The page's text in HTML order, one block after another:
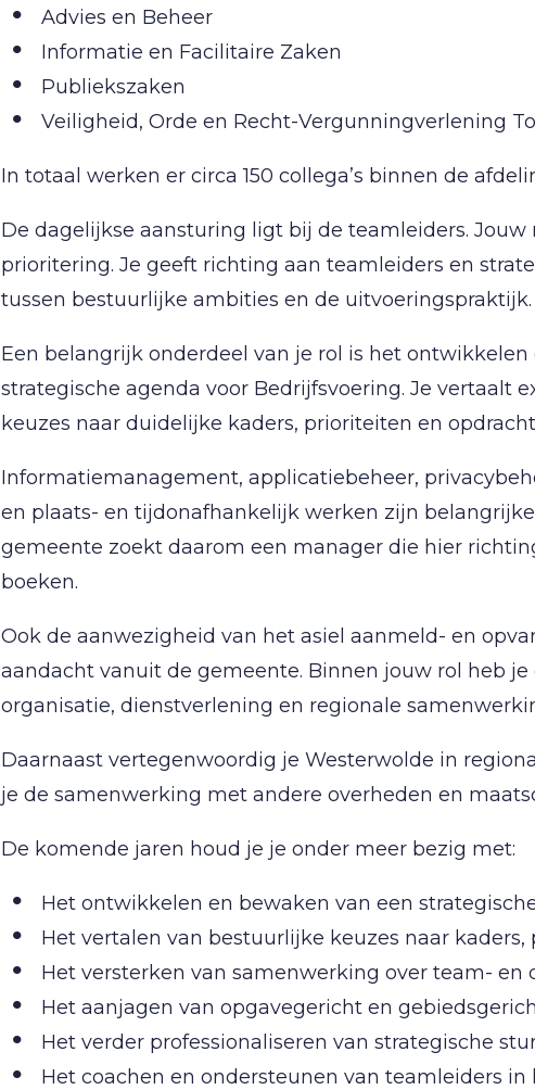
Advies en Beheer
Informatie en Facilitaire Zaken
Publiekszaken
Veiligheid, Orde en Recht-Vergunningverlening
In totaal werken er circa 150 collega’s binnen de
De dagelijkse aansturing ligt bij de teamleiders. Jouw
prioritering. Je geeft richting aan teamleiders en
tussen bestuurlijke ambities en de uitvoeringspraktijk.
Een belangrijk onderdeel van je rol is het
strategische agenda voor Bedrijfsvoering. Je vertaalt
keuzes naar duidelijke kaders, prioriteiten en
Informatiemanagement, applicatiebeheer,
en plaats- en tijdonafhankelijk werken zijn
gemeente zoekt daarom een manager die hier
boeken.
Ook de aanwezigheid van het asiel aanmeld- en
aandacht vanuit de gemeente. Binnen jouw rol heb
organisatie, dienstverlening en regionale
Daarnaast vertegenwoordig je Westerwolde in
je de samenwerking met andere overheden en
De komende jaren houd je je onder meer bezig met:
Het ontwikkelen en bewaken van een
Het vertalen van bestuurlijke keuzes naar
Het versterken van samenwerking over team- en
Het aanjagen van opgavegericht en
Het verder professionaliseren van strategische
Het coachen en ondersteunen van teamleiders in